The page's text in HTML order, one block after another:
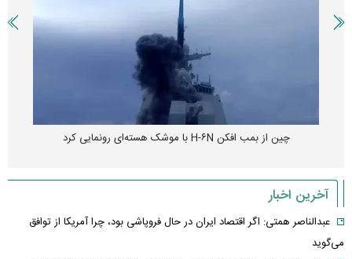
چین از بمب افکن H-۶N با موشک هسته‌ای رونمایی کرد
آخرین اخبار
عبدالناصر همتی: اگر اقتصاد ایران در حال فروپاشی بود، چرا آمریکا از توافق
می‌گوید